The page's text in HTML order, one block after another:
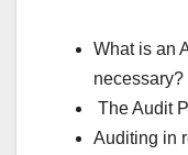
What is an
necessary?
The Audit
Auditing in